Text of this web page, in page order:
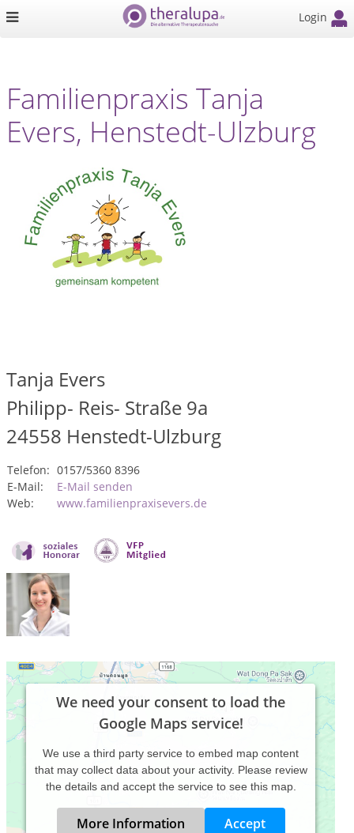
Login
Familienpraxis Tanja
Evers, Henstedt-Ulzburg
Tanja Evers
Philipp- Reis- Straße 9a
24558 Henstedt-Ulzburg
Telefon: 0157/5360 8396
E-Mail:
E-Mail senden
Web:
www.familienpraxisevers.de
We need your consent to load the
Google Maps service!
We use a third party service to embed map content
that may collect data about your activity. Please review
the details and accept the service to see this map.
More Information Accept